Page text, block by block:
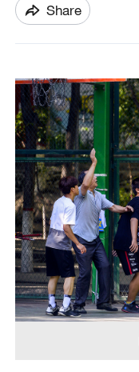
Share